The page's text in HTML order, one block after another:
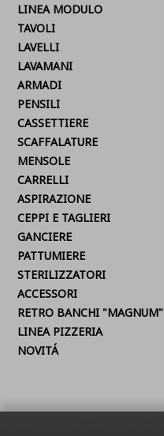
LINEA MODULO
TAVOLI
LAVELLI
LAVAMANI
ARMADI
PENSILI
CASSETTIERE
SCAFFALATURE
MENSOLE
CARRELLI
ASPIRAZIONE
CEPPI E TAGLIERI
GANCIERE
PATTUMIERE
STERILIZZATORI
ACCESSORI
RETRO BANCHI "MAGNUM"
LINEA PIZZERIA
NOVITÁ